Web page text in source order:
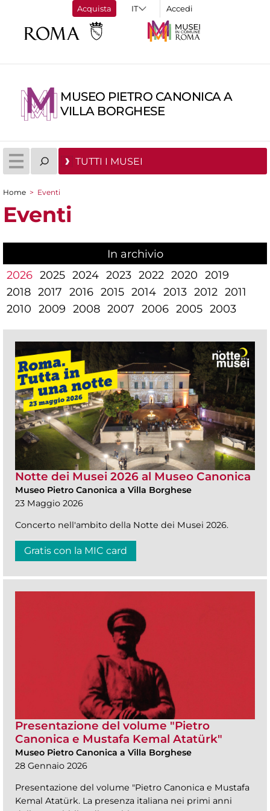
Acquista Accedi
MUSEO PIETRO CANONICA A
VILLA BORGHESE
TUTTI I MUSEI
Tu sei qui
Home > Eventi
Eventi
In archivio
2026 2025 2024 2023 2022 2020 2019
2018 2017 2016 2015 2014 2013 2012 2011
2010 2009 2008 2007 2006 2005 2003
Notte dei Musei 2026 al Museo Canonica
Museo Pietro Canonica a Villa Borghese
23 Maggio 2026
Concerto nell'ambito della Notte dei Musei 2026.
Gratis con la MIC card
Presentazione del volume "Pietro
Canonica e Mustafa Kemal Atatürk"
Museo Pietro Canonica a Villa Borghese
28 Gennaio 2026
Presentazione del volume "Pietro Canonica e Mustafa
Kemal Atatürk. La presenza italiana nei primi anni